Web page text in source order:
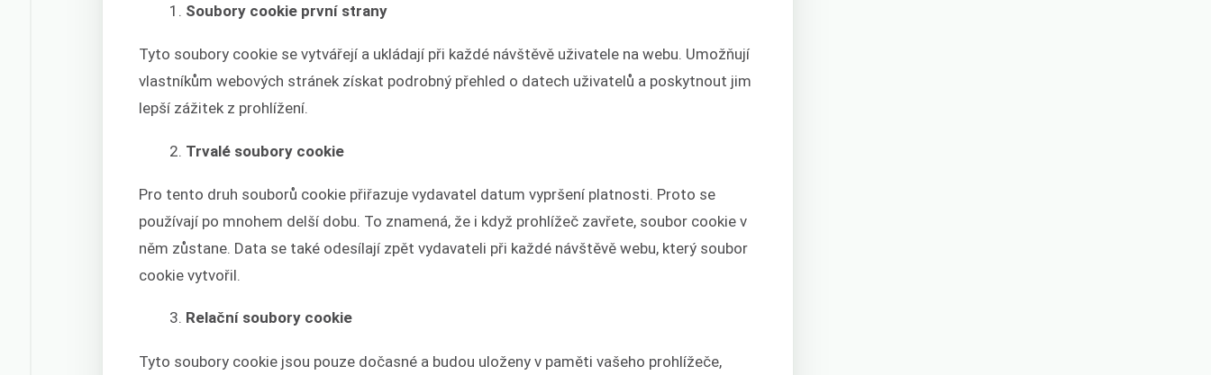
Soubory cookie první strany
Tyto soubory cookie se vytvářejí a ukládají při každé návštěvě uživatele na webu. Umožňují
vlastníkům webových stránek získat podrobný přehled o datech uživatelů a poskytnout jim
lepší zážitek z prohlížení.
Trvalé soubory cookie
Pro tento druh souborů cookie přiřazuje vydavatel datum vypršení platnosti. Proto se
používají po mnohem delší dobu. To znamená, že i když prohlížeč zavřete, soubor cookie v
něm zůstane. Data se také odesílají zpět vydavateli při každé návštěvě webu, který soubor
cookie vytvořil.
Relační soubory cookie
Tyto soubory cookie jsou pouze dočasné a budou uloženy v paměti vašeho prohlížeče,